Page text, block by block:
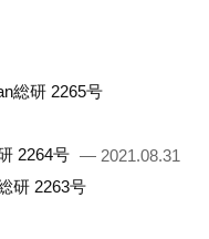
総研 2265号
2264号 — 2021.08.31
研 2263号